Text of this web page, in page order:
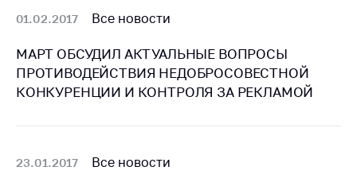
государственный
орган
Важное на сайте
Сообщить о росте
цен
средства, изделия
01.02.2017 Все новости
МАРТ ОБСУДИЛ АКТУАЛЬНЫЕ ВОПРОСЫ
ПРОТИВОДЕЙСТВИЯ НЕДОБРОСОВЕСТНОЙ
КОНКУРЕНЦИИ И КОНТРОЛЯ ЗА РЕКЛАМОЙ
23.01.2017 Все новости